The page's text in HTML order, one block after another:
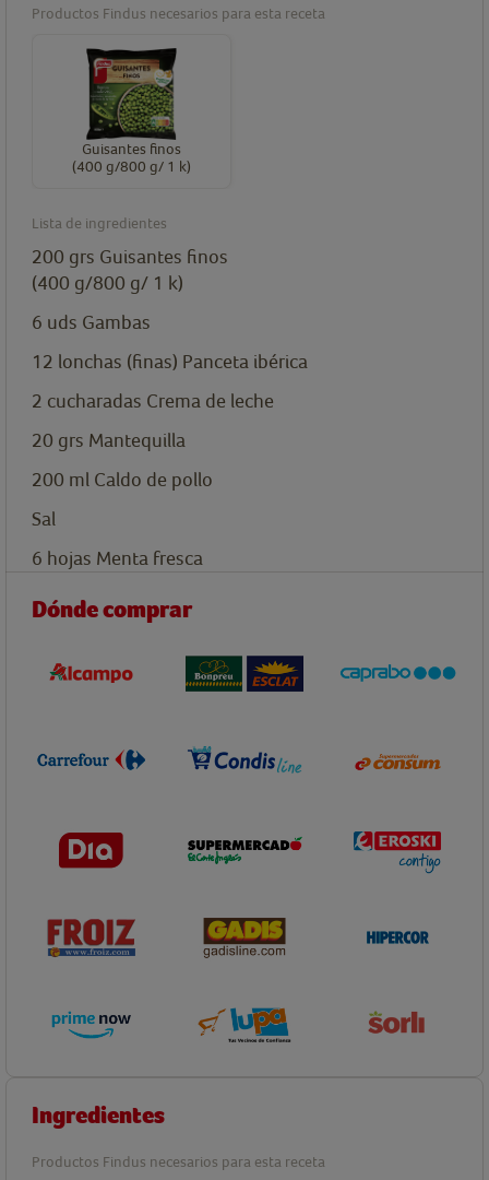
Productos Findus necesarios para esta receta
Guisantes finos
(400 g/800 g/ 1 k)
Lista de ingredientes
200 grs Guisantes finos
(400 g/800 g/ 1 k)
6 uds Gambas
12 lonchas (finas) Panceta ibérica
2 cucharadas Crema de leche
20 grs Mantequilla
200 ml Caldo de pollo
Sal
6 hojas Menta fresca
Dónde comprar
Ingredientes
Productos Findus necesarios para esta receta